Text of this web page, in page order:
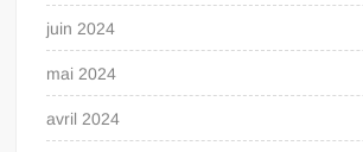
juin 2024
mai 2024
avril 2024